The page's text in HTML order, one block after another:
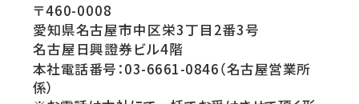
〒460-0008
愛知県名古屋市中区栄3丁目2番3号
名古屋日興證券ビル4階
本社電話番号：03-6661-0846（名古屋営業所
係）